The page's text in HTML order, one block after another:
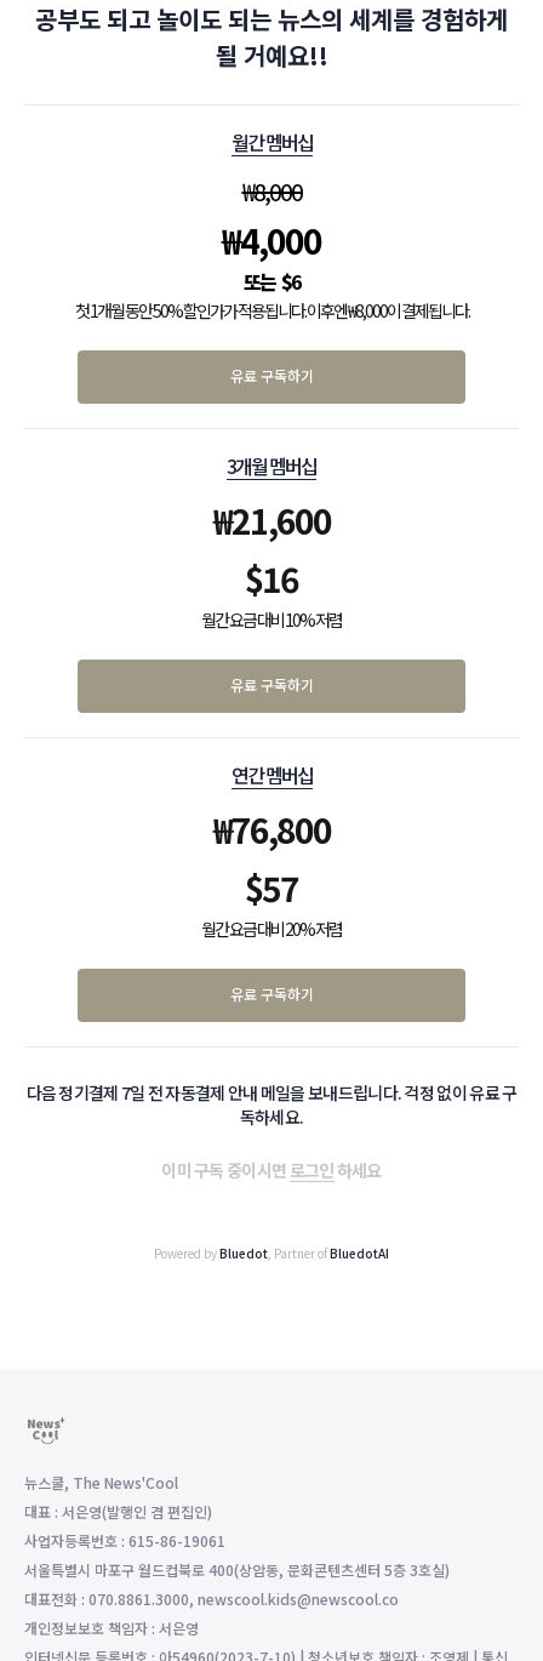
공부도 되고 놀이도 되는 뉴스의 세계를 경험하게
될 거예요!!
월간 멤버십
₩8,000
₩4,000
$6
첫 1개월 동안 50% 할인가가 적용됩니다. 이후엔 ₩8,000이 결제됩니다.
유료 구독하기
3개월 멤버십
₩21,600
$16
월간 요금 대비 10% 저렴
유료 구독하기
연간 멤버십
₩76,800
$57
월간 요금 대비 20% 저렴
유료 구독하기
다음 정기결제 7일 전 자동결제 안내 메일을 보내드립니다. 걱정 없이 유료 구
독하세요.
이미 구독 중이시면 로그인하세요
Powered byBluedot, Partner ofBluedotAI
뉴스쿨, The News'Cool
대표 : 서은영(발행인 겸 편집인)
사업자등록번호 : 615-86-19061
서울특별시 마포구 월드컵북로 400(상암동, 문화콘텐츠센터 5층 3호실)
대표전화 : 070.8861.3000, newscool.kids@newscool.co
개인정보보호 책임자 : 서은영
인터넷신문 등록번호 : 아54960(2023-7-10) | 청소년보호 책임자 : 조영제 | 통신